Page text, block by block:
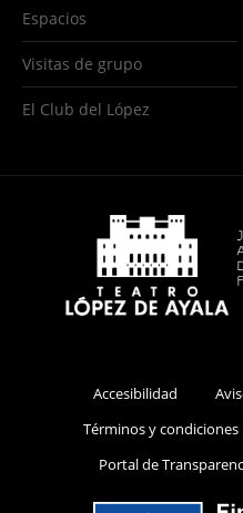
Espacios
Visitas de grupo
El Club del López
Accesibilidad
Términos y condiciones
Portal de